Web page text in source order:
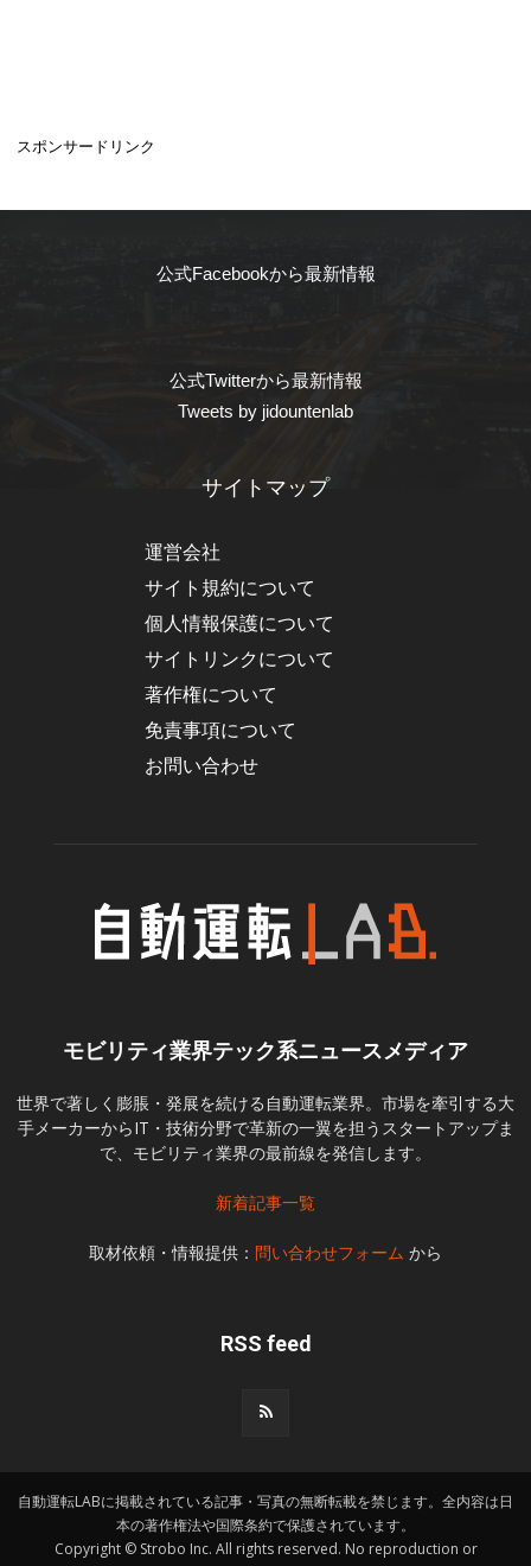
スポンサードリンク
公式Facebookから最新情報
公式Twitterから最新情報
Tweets by jidountenlab
サイトマップ
運営会社
サイト規約について
個人情報保護について
サイトリンクについて
著作権について
免責事項について
お問い合わせ
モビリティ業界テック系ニュースメディア
世界で著しく膨脹・発展を続ける自動運転業界。市場を牽引する大
手メーカーからIT・技術分野で革新の一翼を担うスタートアップま
で、モビリティ業界の最前線を発信します。
新着記事一覧
取材依頼・情報提供： 問い合わせフォーム から
RSS feed
自動運転LABに掲載されている記事・写真の無断転載を禁じます。全内容は日
本の著作権法や国際条約で保護されています。
Copyright © Strobo Inc. All rights reserved. No reproduction or